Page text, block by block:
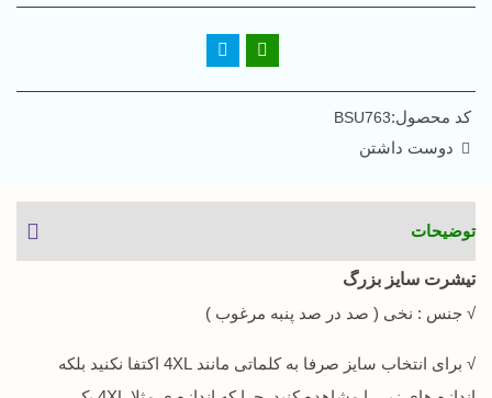
کد محصول:BSU763
دوست داشتن
توضیحات
تیشرت سایز بزرگ
√ جنس : نخی ( صد در صد پنبه مرغوب )
√ برای انتخاب سایز صرفا به کلماتی مانند 4XL اکتفا نکنید بلکه